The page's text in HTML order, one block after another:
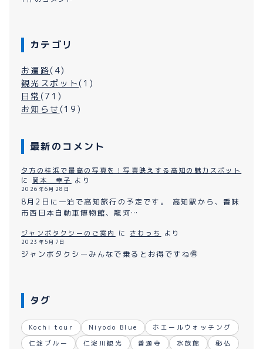
カテゴリ
お遍路(4)
観光スポット (1)
日常 (71)
お知らせ (19)
最新のコメント
夕方の桂浜で最高の写真を！写真映えする高知の魅力スポット
に 岡本 幸子 より
2026年6月28日
8月2日に一泊で高知旅行の予定です。 高知駅から、香味
市西日本自動車博物館、龍河…
ジャンボタクシーのご案内 に さわっち より
2023年5月7日
ジャンボタクシーみんなで乗るとお得ですね🉐
タグ
Kochi tour Niyodo Blue
ホエールウォッチング
仁淀ブルー
仁淀川観光 善通寺 水族館
秘仏